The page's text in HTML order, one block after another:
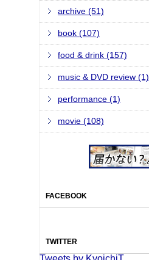
archive (51)
book (107)
food & drink (157)
music & DVD review (1)
performance (1)
movie (108)
FACEBOOK
TWITTER